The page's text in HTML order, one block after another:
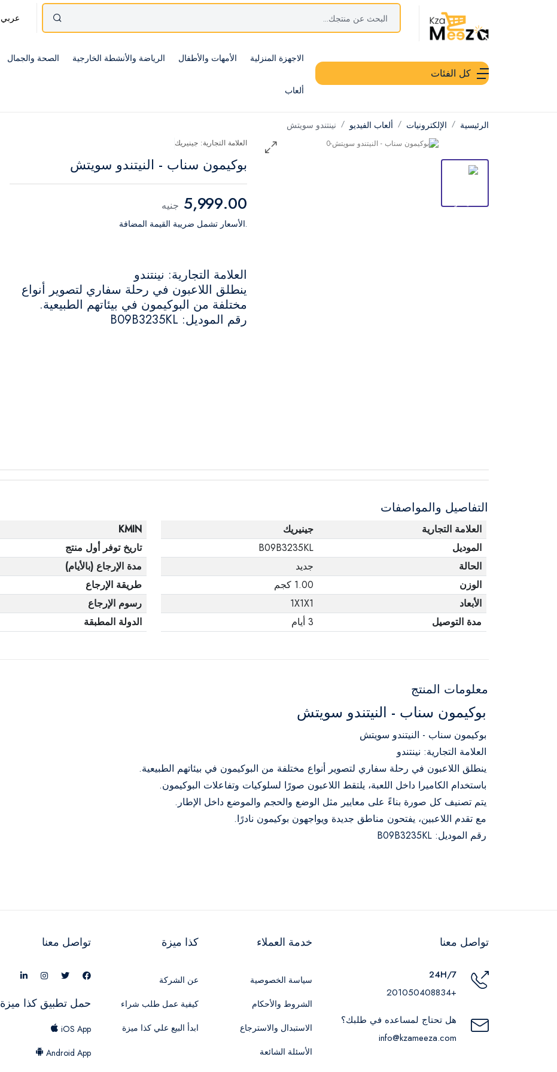
عربي
كل الفئات
الاجهزة المنزلية الأمهات والأطفال الرياضة والأنشطة الخارجية الصحة والجمال
ألعاب
الرئيسية الإلكترونيات ألعاب الفيديو نينتندو سويتش
العلامة التجارية: جينيريك
بوكيمون سناب - النيتندو سويتش
5,999.00 جنيه
.الأسعار تشمل ضريبة القيمة المضافة
العلامة التجارية: نينتندو
ينطلق اللاعبون في رحلة سفاري لتصوير أنواع
مختلفة من البوكيمون في بيئاتهم الطبيعية.
رقم الموديل: B09B3235KL
التفاصيل والمواصفات
العلامة التجارية
جينيريك
الموديل
B09B3235KL
الحالة
جديد
الوزن
1.00 كجم
الأبعاد
1X1X1
مدة التوصيل
3 أيام
KMIN
تاريخ توفر أول منتج
مدة الإرجاع (بالأيام)
طريقة الإرجاع
رسوم الإرجاع
الدولة المطبقة
معلومات المنتج
بوكيمون سناب - النيتندو سويتش
بوكيمون سناب - النيتندو سويتش
العلامة التجارية: نينتندو
ينطلق اللاعبون في رحلة سفاري لتصوير أنواع مختلفة من البوكيمون في بيئاتهم الطبيعية.
باستخدام الكاميرا داخل اللعبة، يلتقط اللاعبون صورًا لسلوكيات وتفاعلات البوكيمون.
يتم تصنيف كل صورة بناءً على معايير مثل الوضع والحجم والموضع داخل الإطار.
مع تقدم اللاعبين، يفتحون مناطق جديدة ويواجهون بوكيمون نادرًا.
رقم الموديل: B09B3235KL
تواصل معنا
24H/7
+201050408834
هل تحتاج لمساعده في طلبك؟
info@kzameeza.com
خدمة العملاء
سياسة الخصوصية
الشروط والأحكام
الاستبدال والاسترجاع
الأسئلة الشائعة
كذا ميزة
عن الشركة
كيفية عمل طلب شراء
ابدأ البيع علي كذا ميزة
تواصل معنا
حمل تطبيق كذا ميزة
iOS App
Android App